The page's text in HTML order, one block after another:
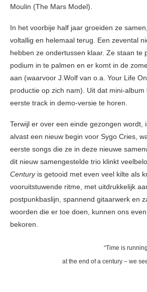
Moulin (The Mars Model).
In het voorbije half jaar groeiden ze
voltallig en helemaal terug. Een zevental
hebben ze ondertussen klaar. Ze staan te
podium in te palmen en er komt in de
aan (waarvoor J.Wolf van o.a. Your Life
productie op zich nam). Uit dat mini-album
eerste track in demo-versie te horen.
Terwijl er over een einde gezongen wordt,
alvast een nieuw begin voor Sygo Cries,
eerste songs die ze in deze nieuwe
dit nieuw samengestelde trio klinkt
Centuryis getooid met even veel kilte als
vooruitstuwende ritme, met uitdrukkelijk
postpunkbaslijn, spannend gitaarwerk en
woorden die er toe doen, kunnen ons
bekoren.
“Time is
at the end of a century – we